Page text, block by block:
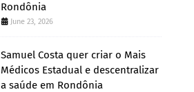
Rondônia
June 23, 2026
Samuel Costa quer criar o Mais
Médicos Estadual e descentralizar
a saúde em Rondônia